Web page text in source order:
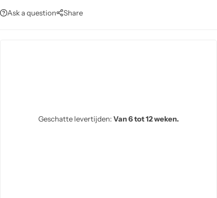
Accentueer interieur met nubuck-details op armen en
Ask a question Share
Geschatte levertijden: Van 6 tot 12 weken.